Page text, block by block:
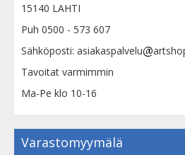
15140 LAHTI
Puh 0500 - 573 607
Sähköposti: asiakaspalvelu
Tavoitat varmimmin
Ma-Pe klo 10-16
Varastomyymälä